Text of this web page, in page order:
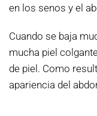
en los senos y el
Cuando se baja
mucha piel
de piel. Como
apariencia del